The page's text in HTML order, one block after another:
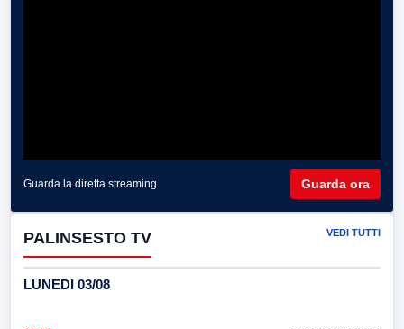
Guarda la diretta streaming Guarda ora
PALINSESTO TV VEDI TUTTI
LUNEDI 03/08